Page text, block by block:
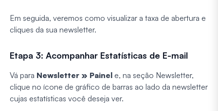
Em seguida, veremos como visualizar a taxa de abertura e
cliques da sua newsletter.
Etapa 3: Acompanhar Estatísticas de E-mail
Vá para Newsletter » Painel e, na seção Newsletter,
clique no ícone de gráfico de barras ao lado da newsletter
cujas estatísticas você deseja ver.